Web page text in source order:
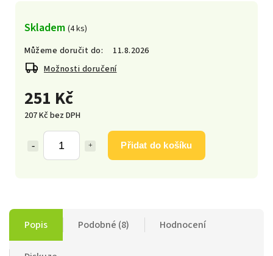
251 Kč
207 Kč bez DPH
Přidat do košíku
Skladem (4 ks)
Můžeme doručit do:
11.8.2026
Možnosti doručení
Popis Podobné (8) Hodnocení